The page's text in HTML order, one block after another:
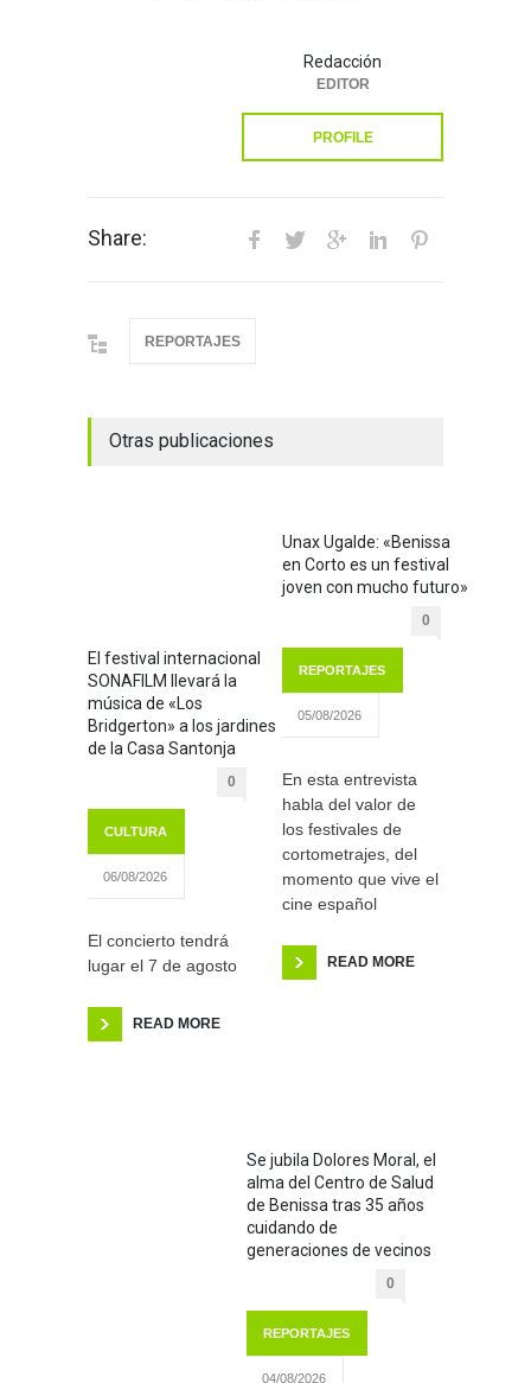
Redacción
EDITOR
PROFILE
Share:
REPORTAJES
Otras publicaciones
El festival internacional
SONAFILM llevará la
música de «Los
Bridgerton» a los jardines
de la Casa Santonja
0
CULTURA
06/08/2026
El concierto tendrá
lugar el 7 de agosto
READ MORE
Unax Ugalde: «Benissa
en Corto es un festival
joven con mucho futuro»
0
REPORTAJES
05/08/2026
En esta entrevista
habla del valor de
los festivales de
cortometrajes, del
momento que vive el
cine español
READ MORE
Se jubila Dolores Moral, el
alma del Centro de Salud
de Benissa tras 35 años
cuidando de
generaciones de vecinos
0
REPORTAJES
04/08/2026